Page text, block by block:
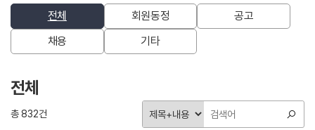
전체 회원동정
공고
채용
기타
전체
총 832건
검
색
검